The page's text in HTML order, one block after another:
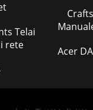
Telai
rete
Craftsman
Acer DA220HQL Manuale